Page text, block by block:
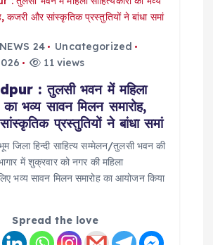
24
Uncategorized
11 views
: तुलसी भवन में महिला
का भव्य सावन मिलन समारोह,
प्रस्तुतियों ने बांधा समां
जिला हिन्दी साहित्य सम्मेलन/तुलसी भवन की
में शुक्रवार को नगर की महिला
भव्य सावन मिलन समारोह का आयोजन किया
Spread the love